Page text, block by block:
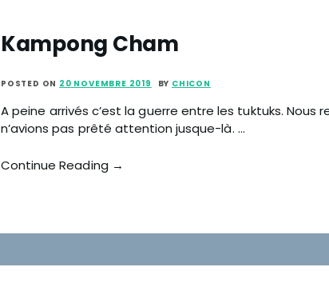
Kampong Cham
POSTED ON 20 NOVEMBRE 2019 BY CHICON
A peine arrivés c’est la guerre entre les tuktuks. Nous
n’avions pas prêté attention jusque-là. …
Continue Reading →